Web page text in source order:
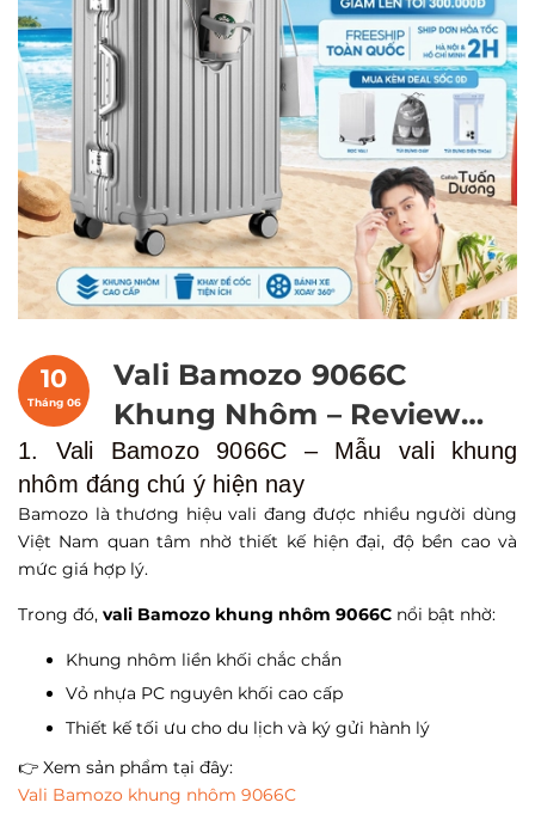
10
Tháng 06
Vali Bamozo 9066C
Khung Nhôm – Review
Thực Tế, Độ Bền & Sức
Chứa Có Đáng Mua?
1. Vali Bamozo 9066C – Mẫu vali khung
nhôm đáng chú ý hiện nay
Bamozo là thương hiệu vali đang được nhiều người dùng
Việt Nam quan tâm nhờ thiết kế hiện đại, độ bền cao và
mức giá hợp lý.
Trong đó, vali Bamozo khung nhôm 9066C nổi bật nhờ:
Khung nhôm liền khối chắc chắn
Vỏ nhựa PC nguyên khối cao cấp
Thiết kế tối ưu cho du lịch và ký gửi hành lý
👉 Xem sản phẩm tại đây:
Vali Bamozo khung nhôm 9066C